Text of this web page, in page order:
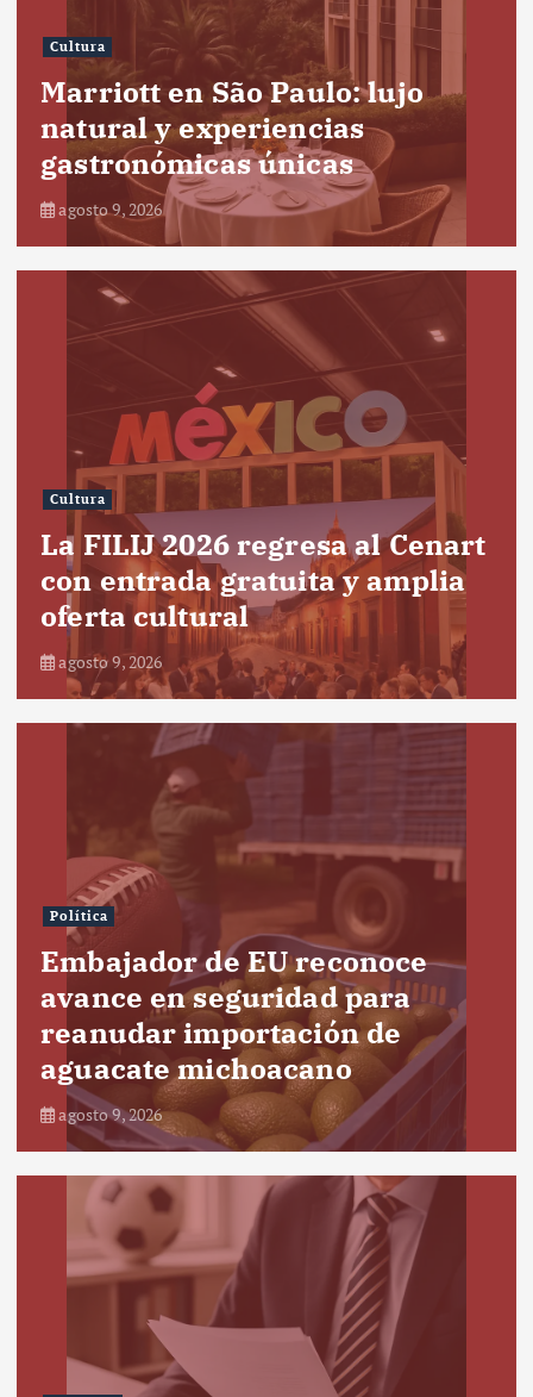
Cultura
Marriott en São Paulo: lujo
natural y experiencias
gastronómicas únicas
agosto 9, 2026
Cultura
La FILIJ 2026 regresa al Cenart
con entrada gratuita y amplia
oferta cultural
agosto 9, 2026
Política
Embajador de EU reconoce
avance en seguridad para
reanudar importación de
aguacate michoacano
agosto 9, 2026